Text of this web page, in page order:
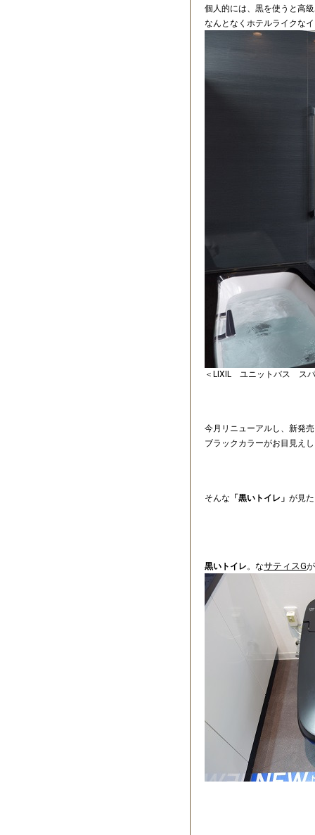
個人的には、黒を使うと高
なんとなくホテルライクな
＜LIXIL ユニットバス ス
今月リニューアルし、新発
ブラックカラーがお目見え
そんな 「黒いトイレ」 が見
黒いトイレ。なサティスG